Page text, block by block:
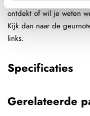
ontdekt of wil je weten
Kijk dan naar de
links.
Specificaties
Gerelateerde